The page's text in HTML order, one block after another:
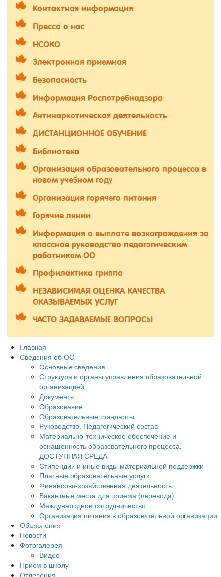
Контактная информация
Пресса о нас
НСОКО
Электронная приемная
Безопасность
Информация Роспотребнадзора
Антинаркотическая деятельность
ДИСТАНЦИОННОЕ ОБУЧЕНИЕ
Библиотека
Организация образовательного процесса в
новом учебном году
Организация горячего питания
Горячие линии
Информация о выплате вознаграждения за
классное руководство педагогическим
работникам ОО
Профилактика гриппа
НЕЗАВИСИМАЯ ОЦЕНКА КАЧЕСТВА
ОКАЗЫВАЕМЫХ УСЛУГ
ЧАСТО ЗАДАВАЕМЫЕ ВОПРОСЫ
Главная
Сведения об ОО
Основные сведения
Структура и органы управления образовательной
организацией
Документы
Образование
Образовательные стандарты
Руководство. Педагогический состав
Материально-техническое обеспечение и
оснащенность образовательного процесса.
ДОСТУПНАЯ СРЕДА
Стипендии и иные виды материальной поддержки
Платные образовательные услуги
Финансово-хозяйственная деятельность
Вакантные места для приема (перевода)
Международное сотрудничество
Организация питания в образовательной организации
Объявления
Новости
Фотогалерея
Видео
Прием в школу
Отделения